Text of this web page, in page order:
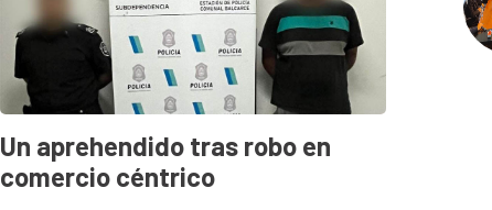
Un aprehendido tras robo en
comercio céntrico